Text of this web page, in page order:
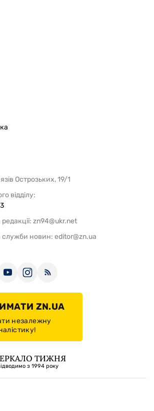
Острозьких, 19/1
відділу:
zn94@ukr.net
служби новин: editor@zn.ua
ZN.UA
незалежну
ТИЖНЯ
з 1994 року